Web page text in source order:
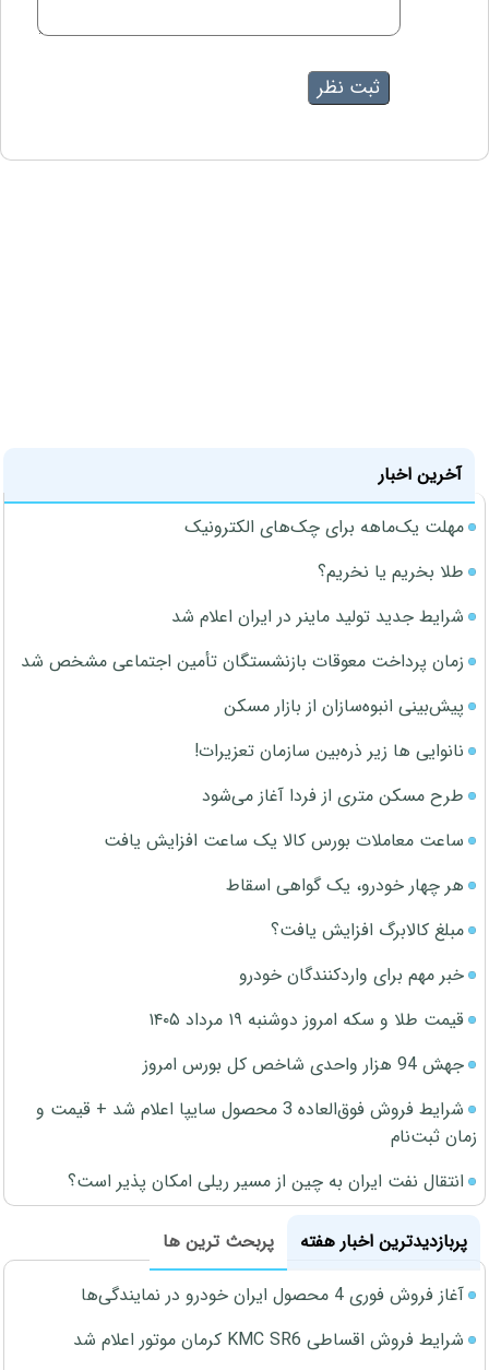
آخرین اخبار
مهلت یک‌ماهه برای چک‌های الکترونیک
طلا بخریم یا نخریم؟
شرایط جدید تولید ماینر در ایران اعلام شد
زمان پرداخت معوقات بازنشستگان تأمین اجتماعی مشخص شد
پیش‌بینی انبوه‌سازان از بازار مسکن
نانوایی ها زیر ذره‌بین سازمان تعزیرات!
طرح مسکن متری از فردا آغاز می‌شود
ساعت معاملات بورس کالا یک ساعت افزایش یافت
هر چهار خودرو، یک گواهی اسقاط
مبلغ کالابرگ افزایش یافت؟
خبر مهم برای واردکنندگان خودرو
قیمت طلا و سکه امروز دوشنبه ۱۹ مرداد ۱۴۰۵
جهش 94 هزار واحدی شاخص کل بورس امروز
شرایط فروش فوق‌العاده 3 محصول سایپا اعلام شد + قیمت و
زمان ثبت‌نام
انتقال نفت ایران به چین از مسیر ریلی امکان پذیر است؟
پربازدیدترین اخبار هفته
پربحث ترین ها
آغاز فروش فوری 4 محصول ایران خودرو در نمایندگی‌ها
شرایط فروش اقساطی KMC SR6 کرمان موتور اعلام شد